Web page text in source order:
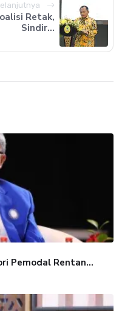
Retak,
Sindir...
Pemodal Rentan...